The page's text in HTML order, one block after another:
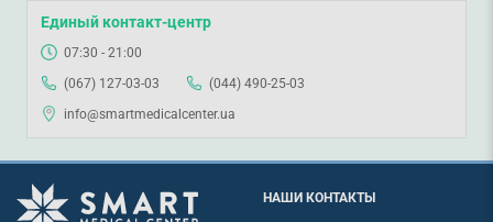
Единый контакт-центр
07:30 - 21:00
(067) 127-03-03
(044) 490-25-03
info@smartmedicalcenter.ua
НАШИ КОНТАКТЫ